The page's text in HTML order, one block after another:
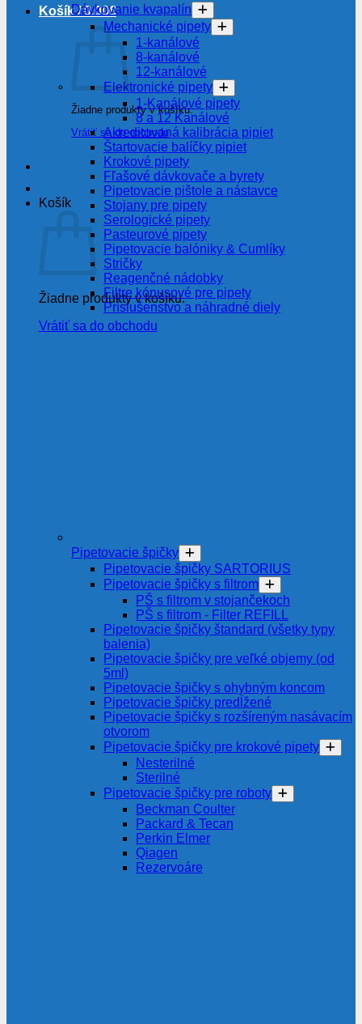
Košík /0.00€
Žiadne produkty v košíku.
Vrátiť sa do obchodu
Košík
Žiadne produkty v košíku.
Vrátiť sa do obchodu
Dávkovanie kvapalín
Mechanické pipety
1-kanálové
8-kanálové
12-kanálové
Elektronické pipety
1-Kanálové pipety
8 a 12 Kanálové
Akreditovaná kalibrácia pipiet
Štartovacie balíčky pipiet
Krokové pipety
Fľašové dávkovače a byrety
Pipetovacie pištole a nástavce
Stojany pre pipety
Serologické pipety
Pasteurové pipety
Pipetovacie balóniky & Cumlíky
Stričky
Reagenčné nádobky
Filtre kónusové pre pipety
Príslušenstvo a náhradné diely
Pipetovacie špičky
Pipetovacie špičky SARTORIUS
Pipetovacie špičky s filtrom
PŠ s filtrom v stojančekoch
PŠ s filtrom - Filter REFILL
Pipetovacie špičky štandard (všetky typy
balenia)
Pipetovacie špičky pre veľké objemy (od
5ml)
Pipetovacie špičky s ohybným koncom
Pipetovacie špičky predĺžené
Pipetovacie špičky s rozšíreným nasávacím
otvorom
Pipetovacie špičky pre krokové pipety
Nesterilné
Sterilné
Pipetovacie špičky pre roboty
Beckman Coulter
Packard & Tecan
Perkin Elmer
Qiagen
Rezervoáre